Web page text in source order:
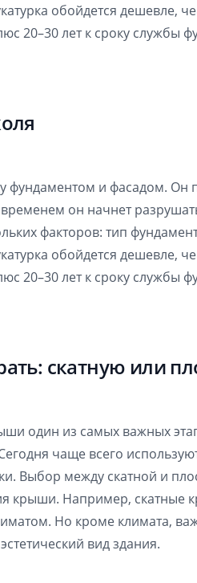
обойдется дешевле,
20–30 лет к сроку службы
и фасадом. Он
он начнет
факторов: тип
обойдется дешевле,
20–30 лет к сроку службы
скатную или
один из самых важных
чаще всего
Выбор между скатной и
крыши. Например,
Но кроме климата,
вид здания.